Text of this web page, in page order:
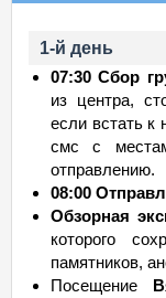
1-й день
07:30 Сбор
из центра,
если встать к
смс с
отправлению.
08:00
Обзорная
которого
памятников,
Посещение